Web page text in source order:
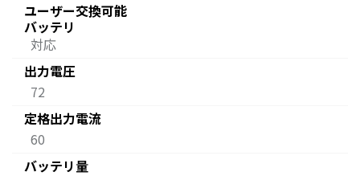
ユーザー交換可能
バッテリ
対応
出力電圧
72
定格出力電流
60
バッテリ量